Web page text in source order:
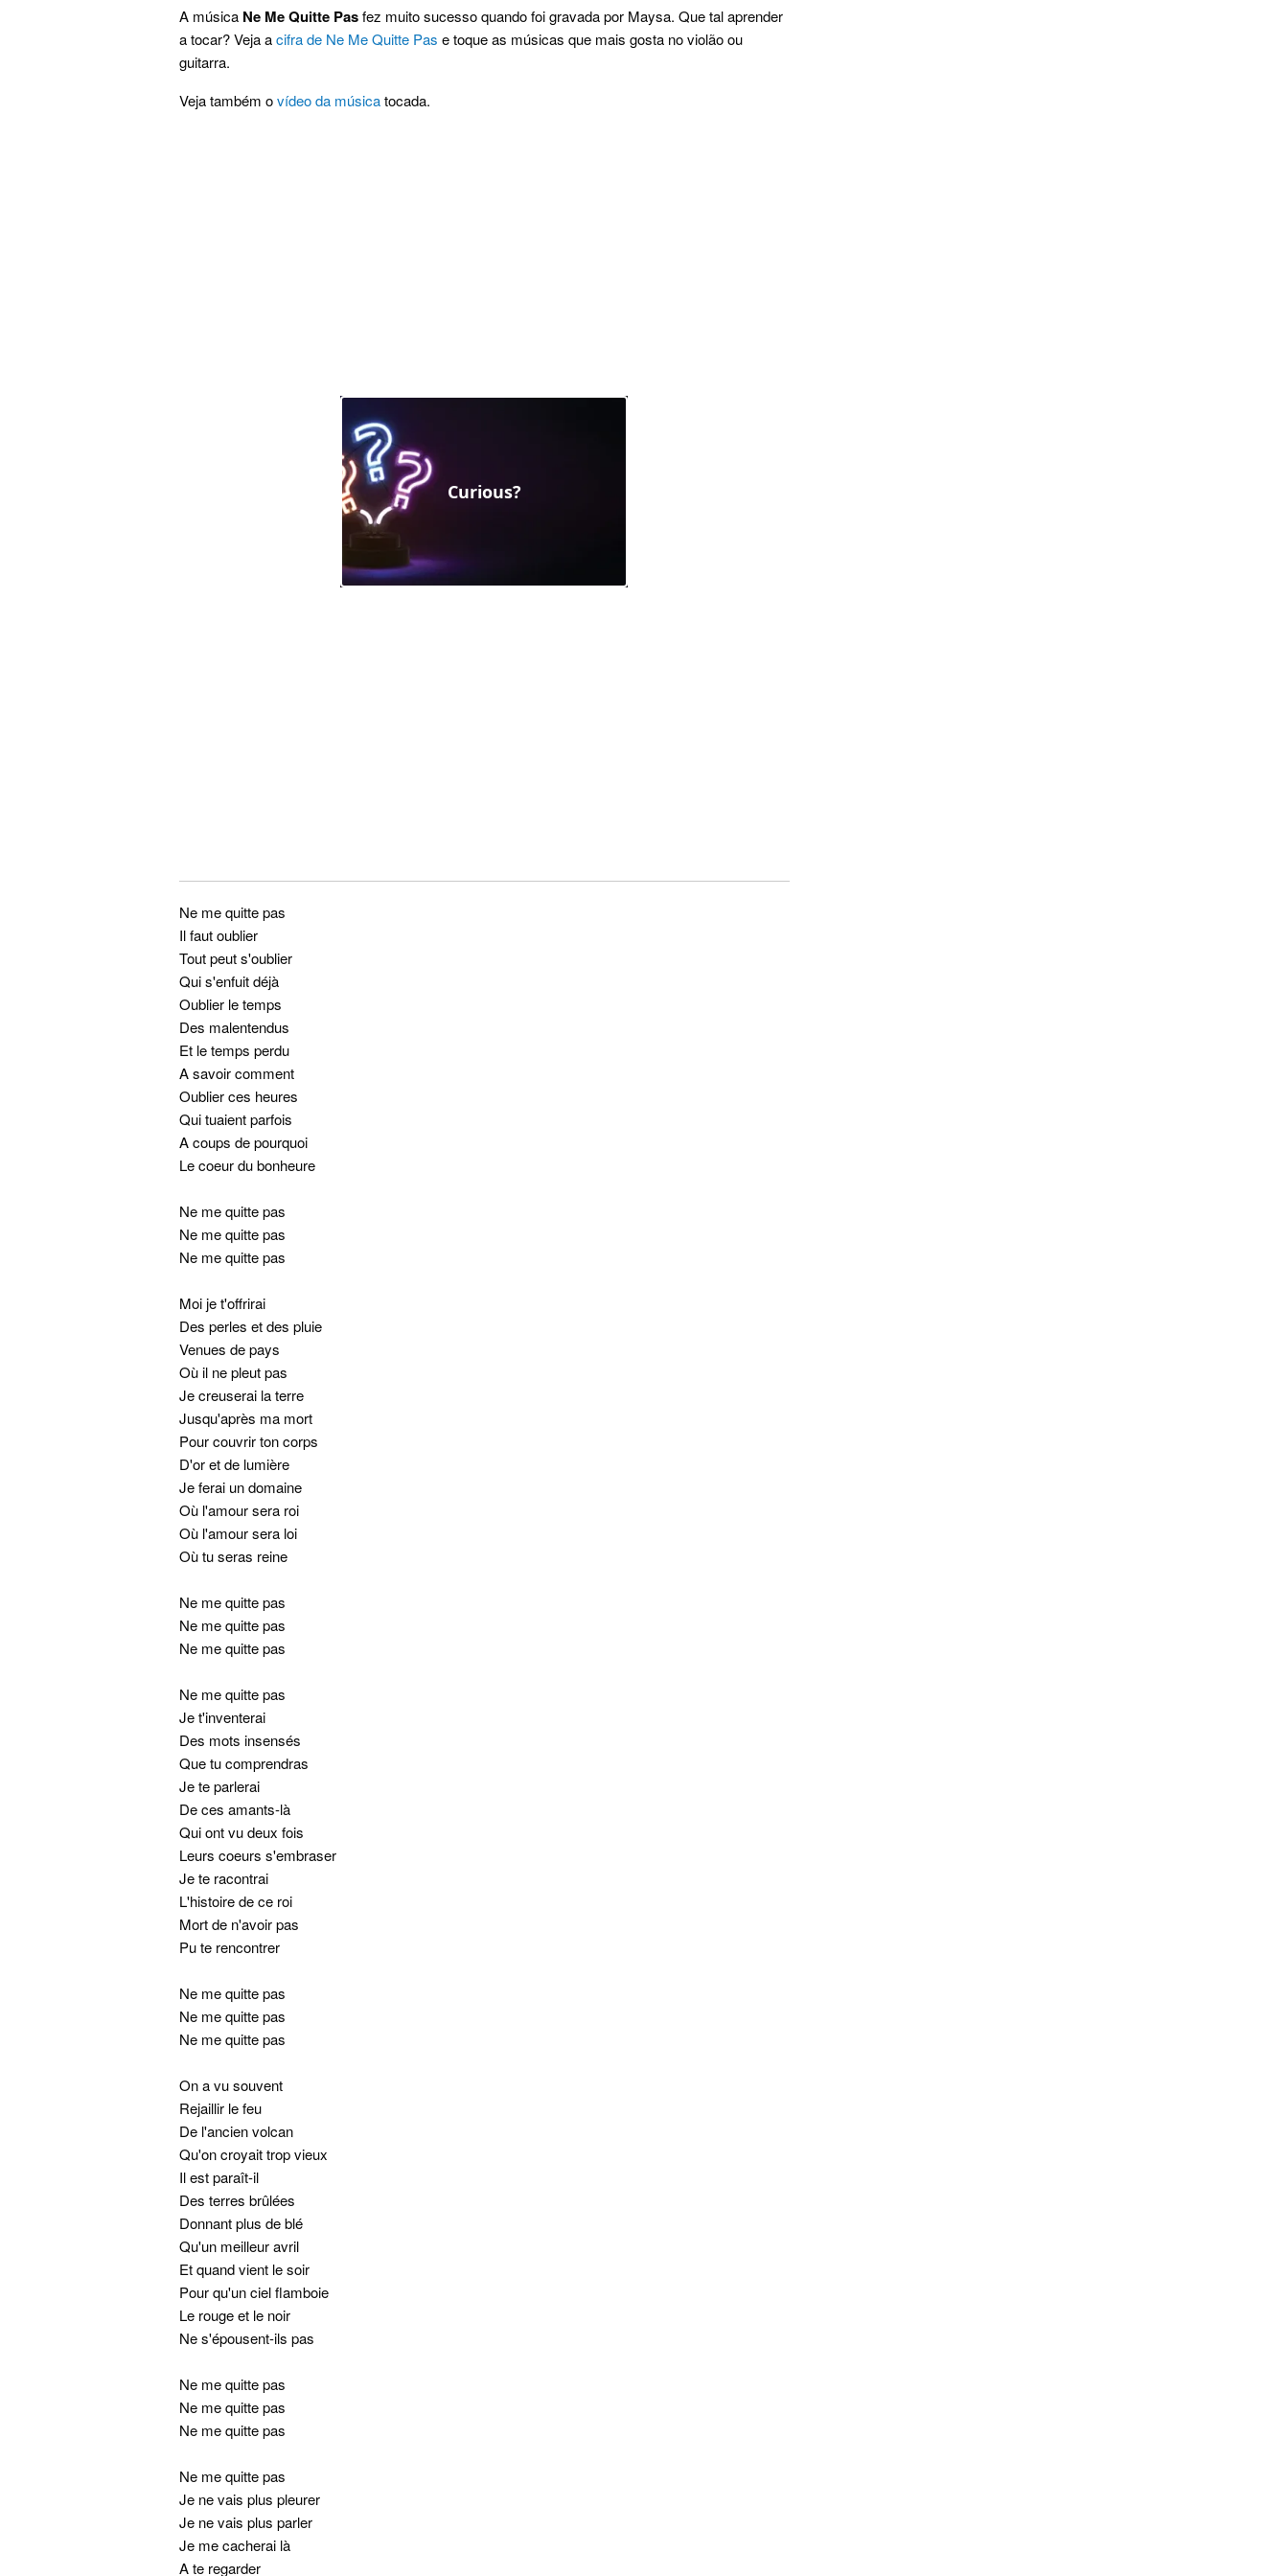
A música Ne Me Quitte Pasfez muito sucesso quando foi gravada por Maysa. Que tal aprender
a tocar? Veja acifra de Ne Me Quitte Pas e toque as músicas que mais gosta no violão ou
guitarra.
Veja também ovídeo da músicatocada.
Ne me quitte pas
Il faut oublier
Tout peut s'oublier
Qui s'enfuit déjà
Oublier le temps
Des malentendus
Et le temps perdu
A savoir comment
Oublier ces heures
Qui tuaient parfois
A coups de pourquoi
Le coeur du bonheure
Ne me quitte pas
Ne me quitte pas
Ne me quitte pas
Moi je t'offrirai
Des perles et des pluie
Venues de pays
Où il ne pleut pas
Je creuserai la terre
Jusqu'après ma mort
Pour couvrir ton corps
D'or et de lumière
Je ferai un domaine
Où l'amour sera roi
Où l'amour sera loi
Où tu seras reine
Ne me quitte pas
Ne me quitte pas
Ne me quitte pas
Ne me quitte pas
Je t'inventerai
Des mots insensés
Que tu comprendras
Je te parlerai
De ces amants-là
Qui ont vu deux fois
Leurs coeurs s'embraser
Je te racontrai
L'histoire de ce roi
Mort de n'avoir pas
Pu te rencontrer
Ne me quitte pas
Ne me quitte pas
Ne me quitte pas
On a vu souvent
Rejaillir le feu
De l'ancien volcan
Qu'on croyait trop vieux
Il est paraît-il
Des terres brûlées
Donnant plus de blé
Qu'un meilleur avril
Et quand vient le soir
Pour qu'un ciel flamboie
Le rouge et le noir
Ne s'épousent-ils pas
Ne me quitte pas
Ne me quitte pas
Ne me quitte pas
Ne me quitte pas
Je ne vais plus pleurer
Je ne vais plus parler
Je me cacherai là
A te regarder